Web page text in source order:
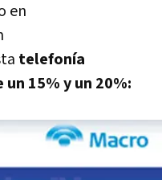
en
telefonía
un 15% y un 20%: